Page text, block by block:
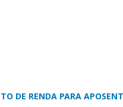
DE RENDA PARA